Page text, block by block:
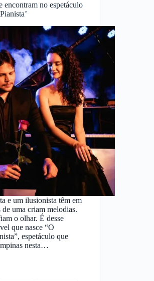
encontram no espetáculo
e um ilusionista têm em
uma criam melodias.
o olhar. É desse
que nasce “O
espetáculo que
nesta…